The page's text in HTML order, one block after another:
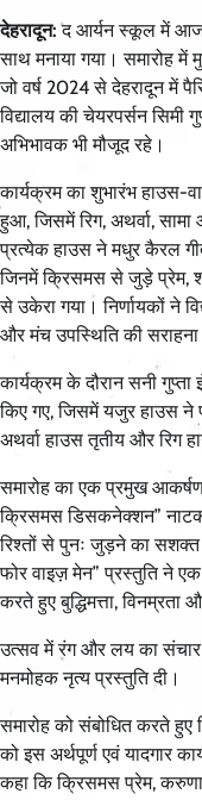
देहरादून: द आर्यन स्कूल में आज
साथ मनाया गया। समारोह
जो वर्ष 2024 से देहरादून में
विद्यालय की चेयरपर्सन सिमी
अभिभावक भी मौजूद रहे।
कार्यक्रम का शुभारंभ हाउस-
हुआ, जिसमें रिग, अथर्वा, सामा
प्रत्येक हाउस ने मधुर कैरल
जिनमें क्रिसमस से जुड़े प्रेम,
से उकेरा गया। निर्णायकों ने
और मंच उपस्थिति की सराहना
कार्यक्रम के दौरान सनी
किए गए, जिसमें यजुर हाउस ने
अथर्वा हाउस तृतीय और रिग
समारोह का एक प्रमुख आकर्षण
क्रिसमस डिसकनेक्शन”
रिश्तों से पुनः जुड़ने का सशक्त
फोर वाइज़ मेन” प्रस्तुति ने
करते हुए बुद्धिमत्ता, विनम्रता
उत्सव में रंग और लय का संचार
मनमोहक नृत्य प्रस्तुति दी।
समारोह को संबोधित करते हुए
को इस अर्थपूर्ण एवं यादगार
कहा कि क्रिसमस प्रेम,